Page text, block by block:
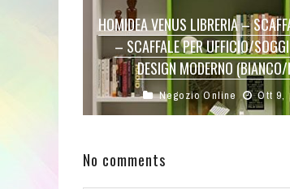
HOMIDEA VENUS LIBRERIA –
– SCAFFALE PER UFFICIO/
DESIGN MODERNO
Truciolare Pannello grado E1 – 18
facile da pulire e
Negozio Online Ott 9,
No comments